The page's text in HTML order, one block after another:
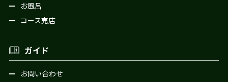
お風呂
コース売店
ガイド
お問い合わせ